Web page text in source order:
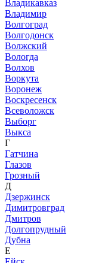
Владикавказ
Владимир
Волгоград
Волгодонск
Волжский
Вологда
Волхов
Воркута
Воронеж
Воскресенск
Всеволожск
Выборг
Выкса
Г
Гатчина
Глазов
Грозный
Д
Дзержинск
Димитровград
Дмитров
Долгопрудный
Дубна
Е